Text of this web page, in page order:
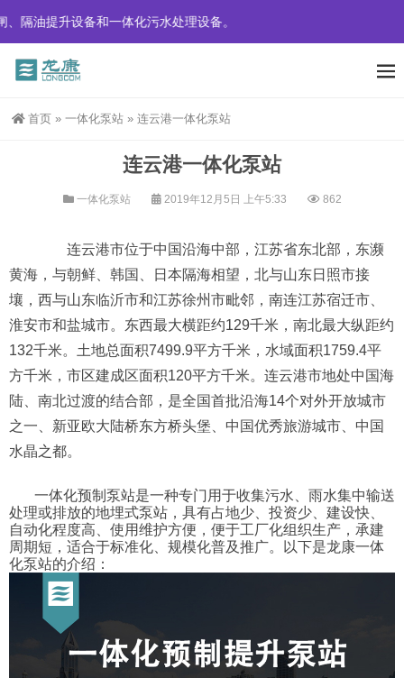
备和一体化污水处理设备。
首页 » 一体化泵站 » 连云港一体化泵站
连云港一体化泵站
一体化泵站 2019年12月5日 上午5:33 862
连云港市位于中国沿海中部，江苏省东北部，东濒
黄海，与朝鲜、韩国、日本隔海相望，北与山东日照市接
壤，西与山东临沂市和江苏徐州市毗邻，南连江苏宿迁市、
淮安市和盐城市。东西最大横距约129千米，南北最大纵距约
132千米。土地总面积7499.9平方千米，水域面积1759.4平
方千米，市区建成区面积120平方千米。连云港市地处中国海
陆、南北过渡的结合部，是全国首批沿海14个对外开放城市
之一、新亚欧大陆桥东方桥头堡、中国优秀旅游城市、中国
水晶之都。
一体化预制泵站是一种专门用于收集污水、雨水集中输送
处理或排放的地埋式泵站，具有占地少、投资少、建设快、
自动化程度高、使用维护方便，便于工厂化组织生产，承建
周期短，适合于标准化、规模化普及推广。以下是龙康一体
化泵站的介绍：